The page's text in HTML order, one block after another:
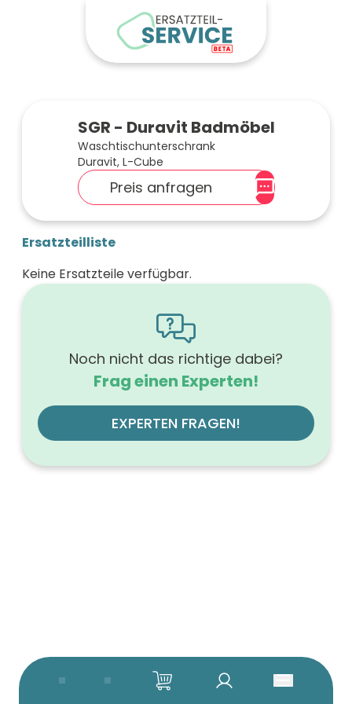
SGR - Duravit Badmöbel
Waschtischunterschrank
Duravit, L-Cube
Preis anfragen
Ersatzteilliste
Keine Ersatzteile verfügbar.
Noch nicht das richtige dabei?
Frag einen Experten!
EXPERTEN FRAGEN!